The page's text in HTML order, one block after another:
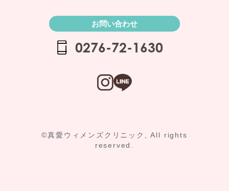
お問い合わせ
0276-72-1630
©真愛ウィメンズクリニック, All rights
reserved.